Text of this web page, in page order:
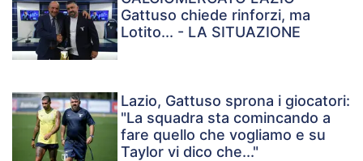
Gattuso chiede rinforzi, ma
Lotito... - LA SITUAZIONE
Lazio, Gattuso sprona i giocatori:
"La squadra sta comincando a
fare quello che vogliamo e su
Taylor vi dico che..."